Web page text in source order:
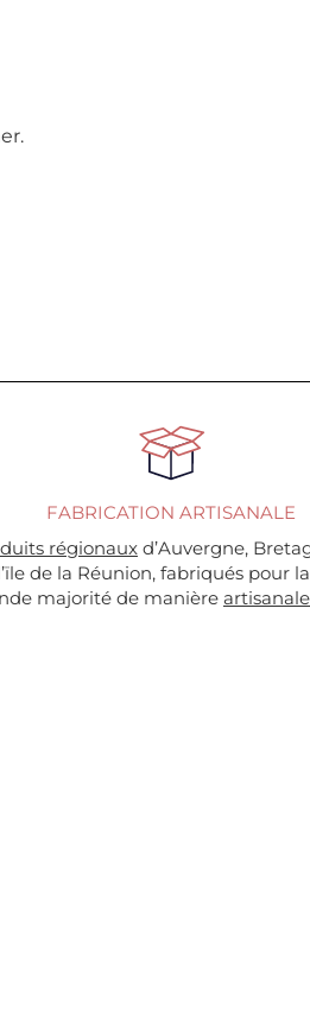
FABRICATION ARTISANALE
régionauxd’Auvergne,
de la Réunion, fabriqués pour la
majorité de manière